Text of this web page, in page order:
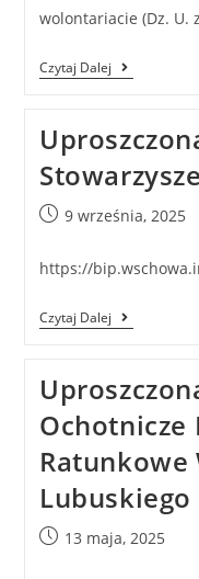
wolontariacie (Dz. U.
Czytaj Dalej
9 września, 2025
https://
Czytaj Dalej
Ochotnicze
Ratunkowe
Lubuskiego
13 maja, 2025